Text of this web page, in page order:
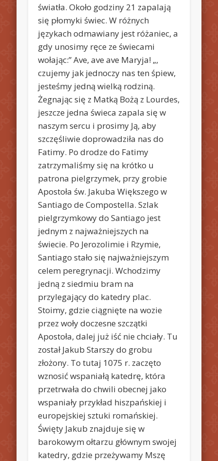
światła. Około godziny 21 zapalają
się płomyki świec. W różnych
językach odmawiany jest różaniec, a
gdy unosimy ręce ze świecami
wołając:” Ave, ave ave Maryja! „,
czujemy jak jednoczy nas ten śpiew,
jesteśmy jedną wielką rodziną.
Żegnając się z Matką Bożą z Lourdes,
jeszcze jedna świeca zapala się w
naszym sercu i prosimy Ją, aby
szczęśliwie doprowadziła nas do
Fatimy. Po drodze do Fatimy
zatrzymaliśmy się na krótko u
patrona pielgrzymek, przy grobie
Apostoła św. Jakuba Większego w
Santiago de Compostella. Szlak
pielgrzymkowy do Santiago jest
jednym z najważniejszych na
świecie. Po Jerozolimie i Rzymie,
Santiago stało się najważniejszym
celem peregrynacji. Wchodzimy
jedną z siedmiu bram na
przylegający do katedry plac.
Stoimy, gdzie ciągnięte na wozie
przez woły doczesne szczątki
Apostoła, dalej już iść nie chciały. Tu
został Jakub Starszy do grobu
złożony. To tutaj 1075 r. zaczęto
wznosić wspaniałą katedrę, która
przetrwała do chwili obecnej jako
wspaniały przykład hiszpańskiej i
europejskiej sztuki romańskiej.
Święty Jakub znajduje się w
barokowym ołtarzu głównym swojej
katedry, gdzie przeżywamy Mszę